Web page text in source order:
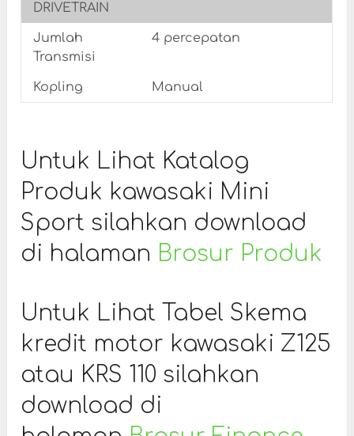
DRIVETRAIN
Jumlah
Transmisi
4 percepatan
Kopling Manual
Untuk Lihat Katalog
Produk kawasaki Mini
Sport silahkan download
di halaman Brosur Produk
Untuk Lihat Tabel Skema
kredit motor kawasaki Z125
atau KRS 110 silahkan
download di